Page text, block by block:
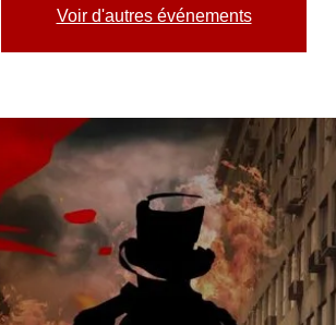
Voir d'autres événements